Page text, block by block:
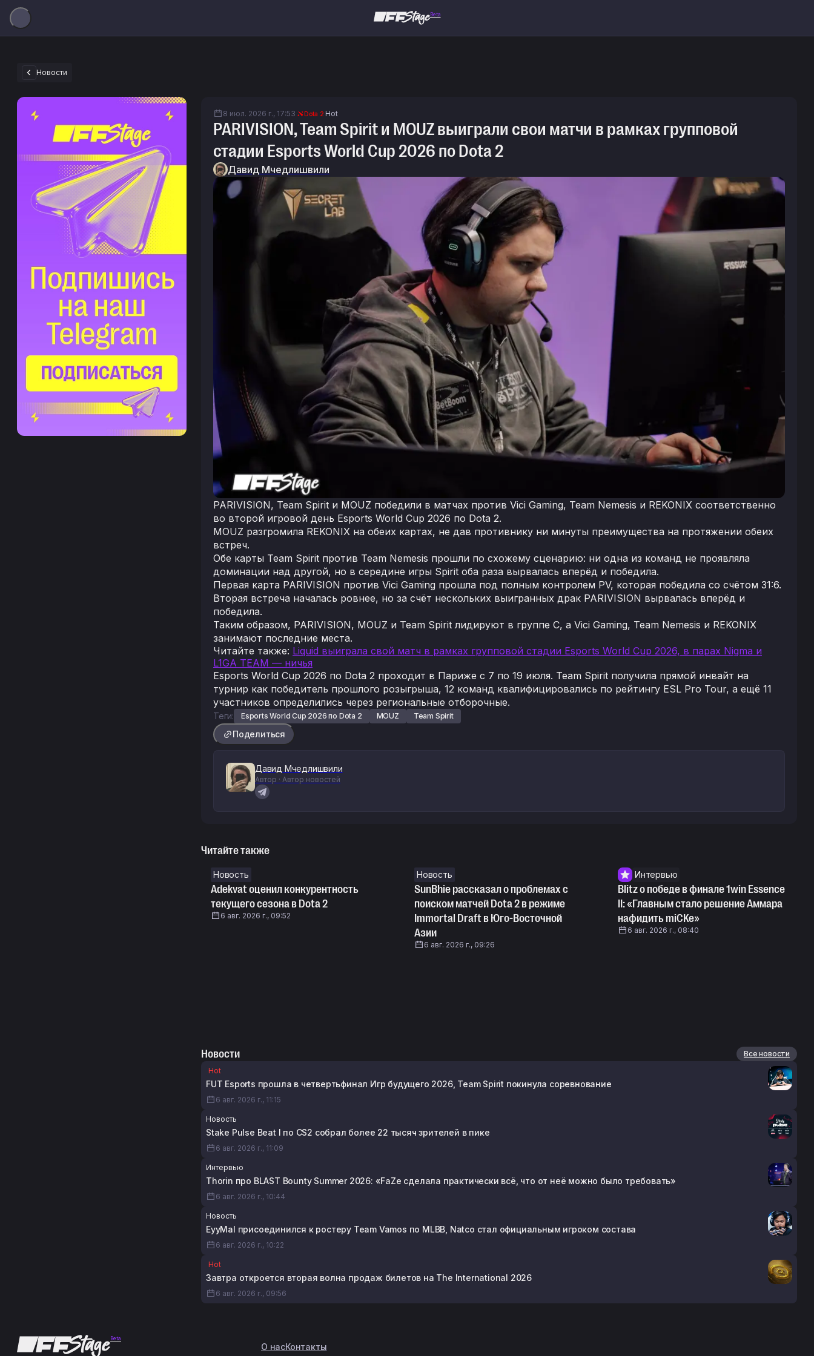
Beta
Новости
8 июл. 2026 г., 17:53 Dota 2 Hot
PARIVISION, Team Spirit и MOUZ выиграли свои матчи в рамках групповой
стадии Esports World Cup 2026 по Dota 2
Давид Мчедлишвили
PARIVISION, Team Spirit и MOUZ победили в матчах против Vici Gaming, Team Nemesis и REKONIX соответственно
во второй игровой день Esports World Cup 2026 по Dota 2.
MOUZ разгромила REKONIX на обеих картах, не дав противнику ни минуты преимущества на протяжении обеих
встреч.
Обе карты Team Spirit против Team Nemesis прошли по схожему сценарию: ни одна из команд не проявляла
доминации над другой, но в середине игры Spirit оба раза вырвалась вперёд и победила.
Первая карта PARIVISION против Vici Gaming прошла под полным контролем PV, которая победила со счётом 31:6.
Вторая встреча началась ровнее, но за счёт нескольких выигранных драк PARIVISION вырвалась вперёд и
победила.
Таким образом, PARIVISION, MOUZ и Team Spirit лидируют в группе C, а Vici Gaming, Team Nemesis и REKONIX
занимают последние места.
Читайте также: Liquid выиграла свой матч в рамках групповой стадии Esports World Cup 2026, в парах Nigma и
L1GA TEAM — ничья
Esports World Cup 2026 по Dota 2 проходит в Париже с 7 по 19 июля. Team Spirit получила прямой инвайт на
турнир как победитель прошлого розыгрыша, 12 команд квалифицировались по рейтингу ESL Pro Tour, а ещё 11
участников определились через региональные отборочные.
Теги: Esports World Cup 2026 по Dota 2 MOUZ Team Spirit
Поделиться
Давид Мчедлишвили
Автор · Автор новостей
Читайте также
Новость
Adekvat оценил конкурентность
текущего сезона в Dota 2
6 авг. 2026 г., 09:52
Новость
SunBhie рассказал о проблемах с
поиском матчей Dota 2 в режиме
Immortal Draft в Юго-Восточной
Азии
6 авг. 2026 г., 09:26
Интервью
Blitz о победе в финале 1win Essence
II: «Главным стало решение Аммара
нафидить miCKe»
6 авг. 2026 г., 08:40
Новости
Все новости
Hot
FUT Esports прошла в четвертьфинал Игр будущего 2026, Team Spirit покинула соревнование
6 авг. 2026 г., 11:15
Новость
Stake Pulse Beat I по CS2 собрал более 22 тысяч зрителей в пике
6 авг. 2026 г., 11:09
Интервью
Thorin про BLAST Bounty Summer 2026: «FaZe сделала практически всё, что от неё можно было требовать»
6 авг. 2026 г., 10:44
Новость
EyyMal присоединился к ростеру Team Vamos по MLBB, Natco стал официальным игроком состава
6 авг. 2026 г., 10:22
Hot
Завтра откроется вторая волна продаж билетов на The International 2026
6 авг. 2026 г., 09:56
Beta
О насКонтакты